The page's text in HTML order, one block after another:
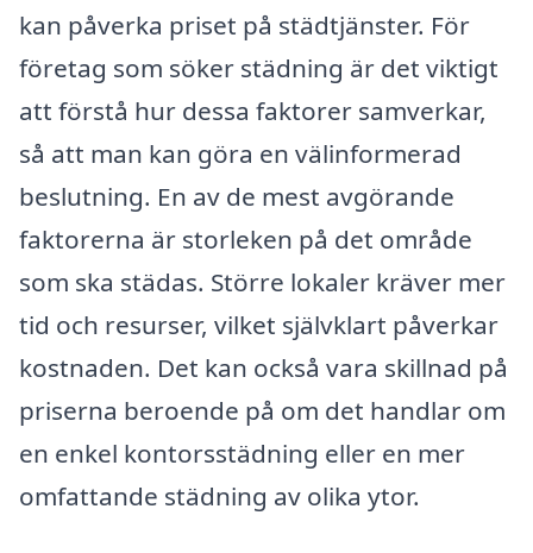
kan påverka priset på städtjänster. För
företag som söker städning är det viktigt
att förstå hur dessa faktorer samverkar,
så att man kan göra en välinformerad
beslutning. En av de mest avgörande
faktorerna är storleken på det område
som ska städas. Större lokaler kräver mer
tid och resurser, vilket självklart påverkar
kostnaden. Det kan också vara skillnad på
priserna beroende på om det handlar om
en enkel kontorsstädning eller en mer
omfattande städning av olika ytor.